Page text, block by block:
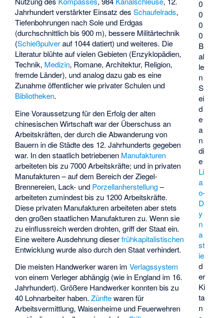
0
0
0
0
B
al
le
n
S
ei
d
e
a
n
di
e
Li
a
o-
D
y
n
a
st
ie
d
er
Ki
ta
n
Jahrhundert verstärkter Einsatz desSchaufelrads,
Tiefenbohrungen nach Sole und Erdgas
(durchschnittlich bis 900 m), bessere Militärtechnik
(Schießpulverauf 1044 datiert) und weiteres. Die
Literatur blühte auf vielen Gebieten (Enzyklopädien,
Technik, Medizin, Romane, Architektur, Religion,
fremde Länder), und analog dazu gab es eine
Zunahme öffentlicher wie privater Schulen und
Bibliotheken.
Eine Voraussetzung für den Erfolg der alten
chinesischen Wirtschaft war der Überschuss an
Arbeitskräften, der durch die Abwanderung von
Bauern in die Städte des 12. Jahrhunderts gegeben
war. In den staatlich betriebenen Manufakturen
arbeiteten bis zu 7000 Arbeitskräfte; und in privaten
Manufakturen – auf dem Bereich der Ziegel-
Brennereien, Lack- und Porzellanherstellung–
arbeiteten zumindest bis zu 1200 Arbeitskräfte.
Diese privaten Manufakturen arbeiteten aber stets
den großen staatlichen Manufakturen zu. Wenn sie
zu einflussreich werden drohten, griff der Staat ein.
Eine weitere Ausdehnung dieserfrühkapitalistischen
Entwicklung wurde also durch den Staat verhindert.
Die meisten Handwerker waren imVerlagssystem
von einem Verleger abhängig (wie in England im 16.
Jahrhundert). Größere Handwerker konnten bis zu
40 Lohnarbeiter haben.Zünftewaren für
Arbeitsvermittlung, Waisenheime und Feuerwehren